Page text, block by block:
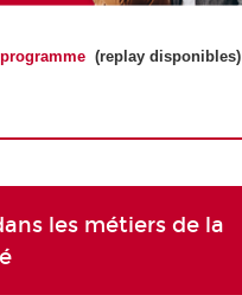
(replay disponibles)
les métiers de la